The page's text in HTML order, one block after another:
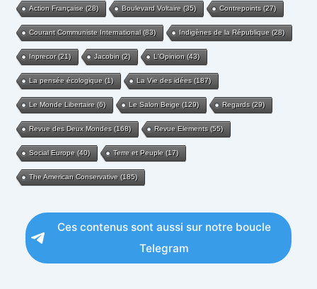
Action Française (28) Boulevard Voltaire (35) Contrepoints(27)
Courant Communiste International(83) Indigènes de la République (28)
Inprecor(21) Jacobin (2) L'Opinion (43)
La pensée écologique (1) La Vie des idées(187)
Le Monde Libertaire (6) Le Salon Beige (129) Regards(29)
Revue des Deux Mondes(168) Revue Elements(55)
Social Europe (40) Terre et Peuple (17)
The American Conservative (185)
Ces contenus sont aussi sur notre boucle
Telegram